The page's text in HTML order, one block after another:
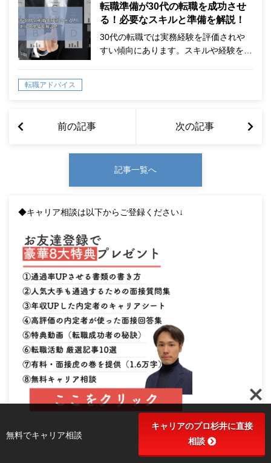
転職準備が30代の転職を成功させ
る！必要なスキルと準備を解説！
30代の転職では実務経験を評価されや
すい傾向にあります。スキルや経験を…
転職アドバイス
前の記事 次の記事
記事一覧へ
◆キャリア相談は以下からご登録ください↓
無料でキャリア相談
キャリアのプロ杉井に直接
相談